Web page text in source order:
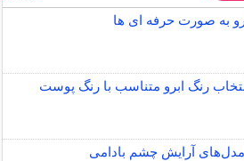
به صورت حرفه ای ها
رنگ ابرو متناسب با رنگ پوست
آرایش چشم بادامی